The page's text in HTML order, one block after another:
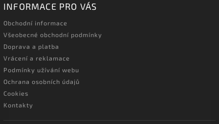
INFORMACE PRO VÁS
Obchodní informace
Všeobecné obchodní podmínky
Doprava a platba
Vrácení a reklamace
Podmínky užívání webu
Ochrana osobních údajů
Cookies
Kontakty